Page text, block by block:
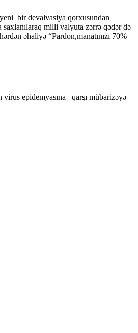
yeni bir devalvasiya qorxusundan
milli valyuta zərrə qədər də
əhaliyə “Pardon,manatınızı 70%
epidemyasına qarşı mübarizəyə